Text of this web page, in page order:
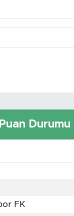
Durumu
FK